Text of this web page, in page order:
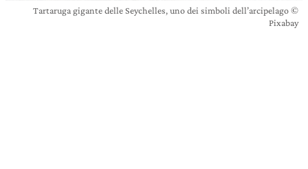
Tartaruga gigante delle Seychelles, uno dei simboli dell’arcipelago ©
Pixabay